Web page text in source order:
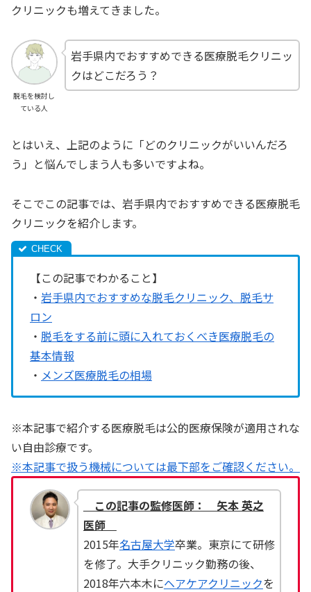
クリニックも増えてきました。
脱毛を検討し
ている人
岩手県内でおすすめできる医療脱毛クリニッ
クはどこだろう？
とはいえ、上記のように「どのクリニックがいいんだろ
う」と悩んでしまう人も多いですよね。
そこでこの記事では、岩手県内でおすすめできる医療脱毛
クリニックを紹介します。
【この記事でわかること】
・ 岩手県内でおすすめな脱毛クリニック、脱毛サ
ロン
・ 脱毛をする前に頭に入れておくべき医療脱毛の
基本情報
・ メンズ医療脱毛の相場
※本記事で紹介する医療脱毛は公的医療保険が適用されな
い自由診療です。
※本記事で扱う機械については最下部をご確認ください。
この記事の監修医師： 矢本 英之
医師
2015年名古屋大学卒業。東京にて研修
を修了。大手クリニック勤務の後、
2018年六本木にヘアケアクリニックを